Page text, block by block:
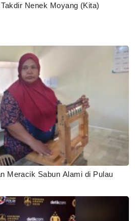
Nenek Moyang (Kita)
Meracik Sabun Alami di Pulau